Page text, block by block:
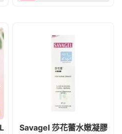
Savagel 莎花蕾水嫩凝膠